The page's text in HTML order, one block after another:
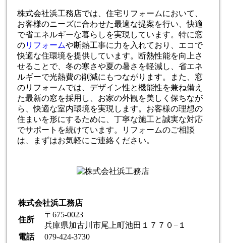
株式会社浜工務店では、住宅リフォームにおいて、
お客様のニーズに合わせた最適な提案を行い、快適
で省エネルギーな暮らしを実現しています。特に窓
のリフォームや断熱工事に力を入れており、エコで
快適な住環境を提供しています。断熱性能を向上さ
せることで、冬の寒さや夏の暑さを軽減し、省エネ
ルギーで光熱費の削減にもつながります。また、窓
のリフォームでは、デザイン性と機能性を兼ね備え
た最新の窓を採用し、お家の外観を美しく保ちなが
ら、快適な室内環境を実現します。お客様の理想の
住まいを形にするために、丁寧な施工と誠実な対応
でサポートを続けています。リフォームのご相談
は、まずはお気軽にご連絡ください。
株式会社浜工務店
住所
〒675-0023
兵庫県加古川市尾上町池田１７７０−１
電話
079-424-3730